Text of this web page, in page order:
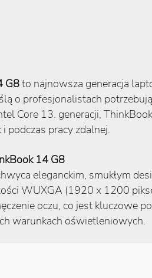
G8to najnowsza generacja
o profesjonalistach
Core 13. generacji,
podczas pracy zdalnej.
14 G8
eleganckim, smukłym
WUXGA (1920 x 1200
oczu, co jest kluczowe
warunkach oświetleniowych.